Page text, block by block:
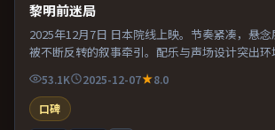
黎明前迷局
2025年12月7日 日本院线上映。节奏紧凑，悬
被不断反转的叙事牵引。配乐与声场设计突出
易沉浸其中。推荐给偏爱群像戏与命运母题的影
53.1K 2025-12-07
8.0
口碑